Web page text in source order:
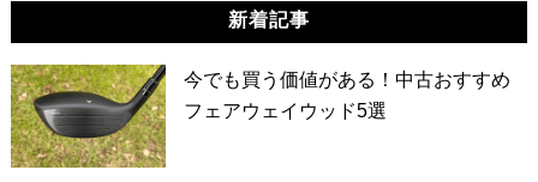
新着記事
今でも買う価値がある！中古おすすめ
フェアウェイウッド5選